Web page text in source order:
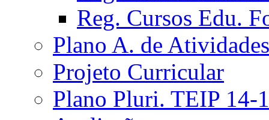
Reg. Cursos Edu.
Plano A. de Atividades
Projeto Curricular
Plano Pluri. TEIP 14-